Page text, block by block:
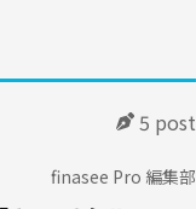
5 post
finasee Pro 編集部